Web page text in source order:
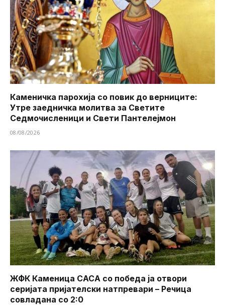
Каменичка парохија со повик до верниците:
Утре заедничка молитва за Светите
Седмочисленици и Свети Пантелејмон
08/08/2026
ЖФК Каменица САСА со победа ја отвори
серијата пријателски натпревари – Речица
совладана со 2:0